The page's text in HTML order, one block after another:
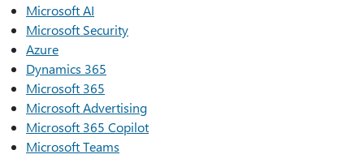
Microsoft AI
Microsoft Security
Azure
Dynamics 365
Microsoft 365
Microsoft Advertising
Microsoft 365 Copilot
Microsoft Teams